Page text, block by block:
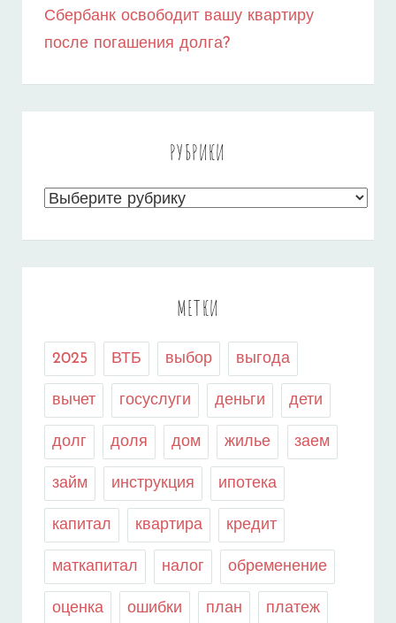
Сбербанк освободит вашу квартиру
после погашения долга?
РУБРИКИ
Рубрики
МЕТКИ
2025 ВТБ выбор выгода
вычет госуслуги деньги дети
долг доля дом жилье заем
займ инструкция ипотека
капитал квартира кредит
маткапитал налог обременение
оценка ошибки план платеж